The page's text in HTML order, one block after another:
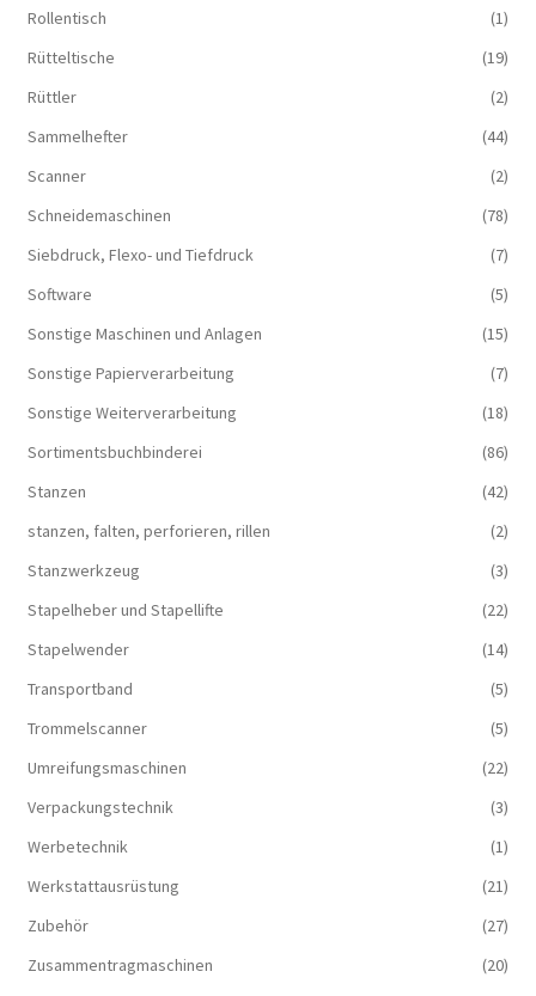
Rollentisch
(1)
Rütteltische
(19)
Rüttler
(2)
Sammelhefter
(44)
Scanner
(2)
Schneidemaschinen
(78)
Siebdruck, Flexo- und Tiefdruck
(7)
Software
(5)
Sonstige Maschinen und Anlagen
(15)
Sonstige Papierverarbeitung
(7)
Sonstige Weiterverarbeitung
(18)
Sortimentsbuchbinderei
(86)
Stanzen
(42)
stanzen, falten, perforieren, rillen
(2)
Stanzwerkzeug
(3)
Stapelheber und Stapellifte
(22)
Stapelwender
(14)
Transportband
(5)
Trommelscanner
(5)
Umreifungsmaschinen
(22)
Verpackungstechnik
(3)
Werbetechnik
(1)
Werkstattausrüstung
(21)
Zubehör
(27)
Zusammentragmaschinen
(20)